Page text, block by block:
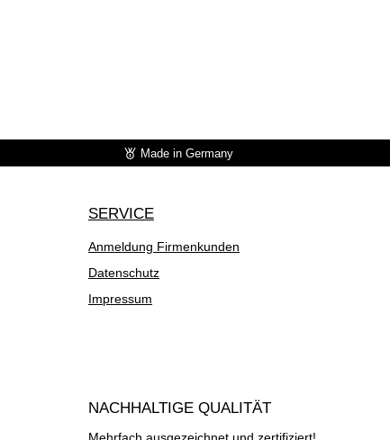
Made in Germany
SERVICE
Anmeldung Firmenkunden
Datenschutz
Impressum
NACHHALTIGE QUALITÄT